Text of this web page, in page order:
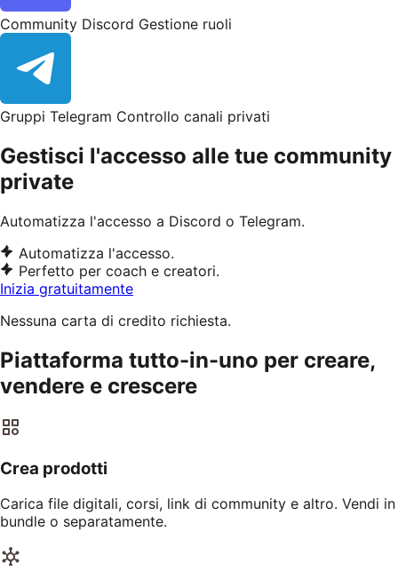
Community Discord Gestione ruoli
Gruppi Telegram Controllo canali privati
Gestisci l'accesso alle tue community
private
Automatizza l'accesso a Discord o Telegram.
Automatizza l'accesso.
Perfetto per coach e creatori.
Inizia gratuitamente
Nessuna carta di credito richiesta.
Piattaforma tutto-in-uno per creare,
vendere e crescere
Crea prodotti
Carica file digitali, corsi, link di community e altro. Vendi in
bundle o separatamente.